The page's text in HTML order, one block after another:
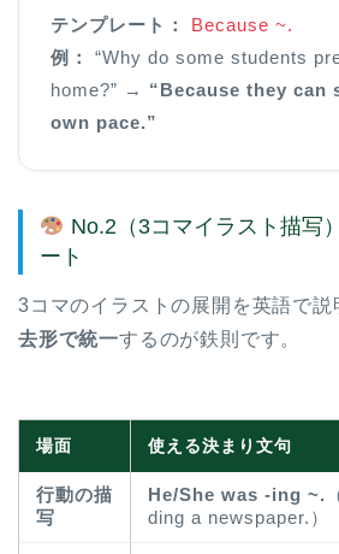
テンプレート：
Because ~.
例：
“Why do some students
home?” → “Because they can
own pace.”
No.2（3コマイラスト描写
ート
3コマのイラストの展開を英語で説
去形で統一するのが鉄則です。
場面 使える決まり文句
行動の描
写
He/She was -ing ~.
ding a newspaper.）